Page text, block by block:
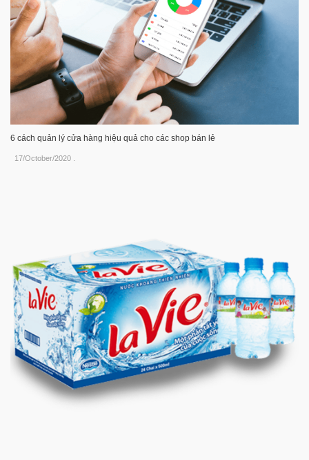
6 cách quản lý cửa hàng hiệu quả cho các shop bán lẻ
17/October/2020